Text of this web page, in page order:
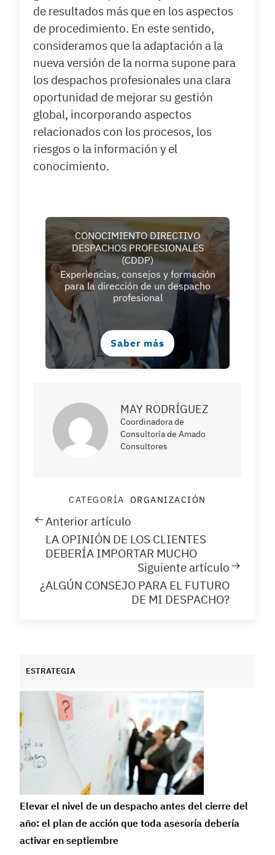
de resultados más que en los aspectos
de procedimiento. En este sentido,
consideramos que la adaptación a la
nueva versión de la norma supone para
los despachos profesionales una clara
oportunidad de mejorar su gestión
global, incorporando aspectos
relacionados con los procesos, los
riesgos o la información y el
conocimiento.
CONOCIMIENTO DIRECTIVO
DESPACHOS PROFESIONALES
(CDDP)
Experiencias, consejos y formación
para la dirección de un despacho
profesional
Saber más
MAY RODRÍGUEZ
Coordinadora de
Consultoría de Amado
Consultores
CATEGORÍA ORGANIZACIÓN
Anterior artículo
LA OPINIÓN DE LOS CLIENTES
DEBERÍA IMPORTAR MUCHO
Siguiente artículo
¿ALGÚN CONSEJO PARA EL FUTURO
DE MI DESPACHO?
ESTRATEGIA
Elevar el nivel de un despacho antes del cierre del
año: el plan de acción que toda asesoría debería
activar en septiembre